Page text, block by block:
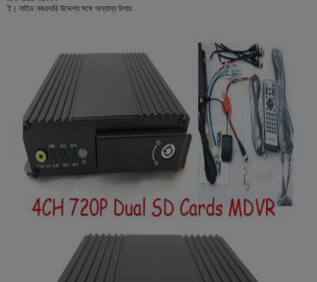
ই। লাইভ নজরদারি উদ্দেশ্য সঙ্গে অন্যান্য উপায়